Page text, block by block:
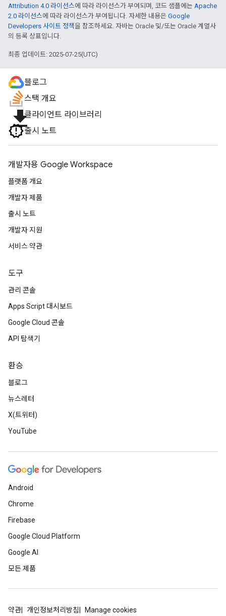
Attribution 4.0 라이선스에 따라 라이선스가 부여되며, 코드 샘플에는 Apache
2.0 라이선스에 따라 라이선스가 부여됩니다. 자세한 내용은 Google
Developers 사이트 정책을 참조하세요. 자바는 Oracle 및/또는 Oracle 계열사
의 등록 상표입니다.
최종 업데이트: 2025-07-25(UTC)
블로그
스택 개요
file_download클라이언트 라이브러리
출시 노트
개발자용 Google Workspace
플랫폼 개요
개발자 제품
출시 노트
개발자 지원
서비스 약관
도구
관리 콘솔
Apps Script 대시보드
Google Cloud 콘솔
API 탐색기
환승
블로그
뉴스레터
X(트위터)
YouTube
Android
Chrome
Firebase
Google Cloud Platform
Google AI
모든 제품
약관 개인정보처리방침 Manage cookies